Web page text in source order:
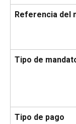
Referencia del
Tipo de
Tipo de pago